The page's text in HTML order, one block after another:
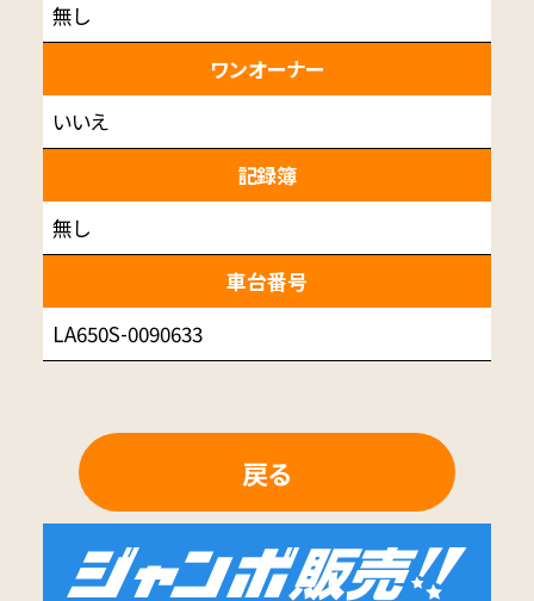
無し
ワンオーナー
いいえ
記録簿
無し
車台番号
LA650S-0090633
戻る